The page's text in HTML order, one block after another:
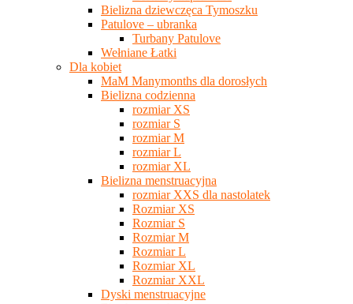
Bielizna dziewczęca Tymoszku
Patulove – ubranka
Turbany Patulove
Wełniane Łatki
Dla kobiet
MaM Manymonths dla dorosłych
Bielizna codzienna
rozmiar XS
rozmiar S
rozmiar M
rozmiar L
rozmiar XL
Bielizna menstruacyjna
rozmiar XXS dla nastolatek
Rozmiar XS
Rozmiar S
Rozmiar M
Rozmiar L
Rozmiar XL
Rozmiar XXL
Dyski menstruacyjne